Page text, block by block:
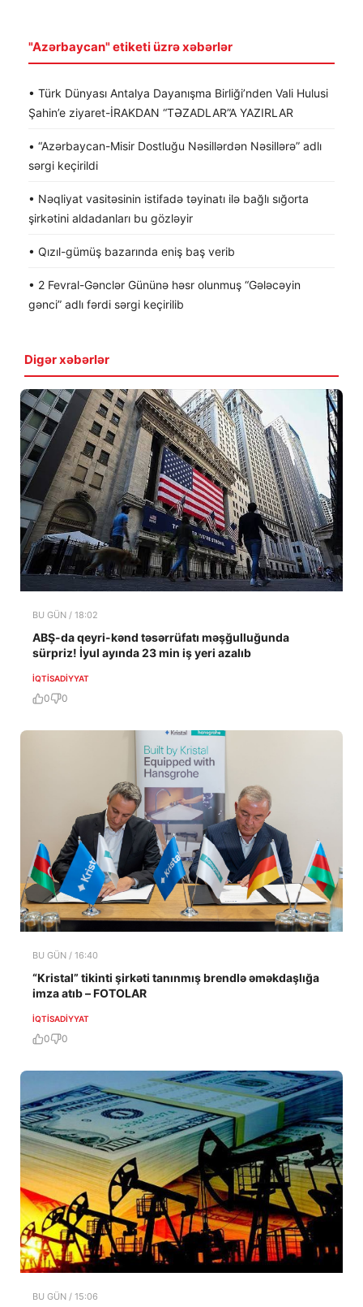
"Azərbaycan" etiketi üzrə xəbərlər
• Türk Dünyası Antalya Dayanışma Birliği’nden Vali Hulusi
Şahin’e ziyaret-İRAKDAN “TƏZADLAR”A YAZIRLAR
• “Azərbaycan-Misir Dostluğu Nəsillərdən Nəsillərə” adlı
sərgi keçirildi
• Nəqliyat vasitəsinin istifadə təyinatı ilə bağlı sığorta
şirkətini aldadanları bu gözləyir
• Qızıl-gümüş bazarında eniş baş verib
• 2 Fevral-Gənclər Gününə həsr olunmuş “Gələcəyin
gənci” adlı fərdi sərgi keçirilib
Digər xəbərlər
BU GÜN / 18:02
ABŞ-da qeyri-kənd təsərrüfatı məşğulluğunda
sürpriz! İyul ayında 23 min iş yeri azalıb
İQTISADIYYAT
0 0
BU GÜN / 16:40
“Kristal” tikinti şirkəti tanınmış brendlə əməkdaşlığa
imza atıb – FOTOLAR
İQTISADIYYAT
0 0
BU GÜN / 15:06